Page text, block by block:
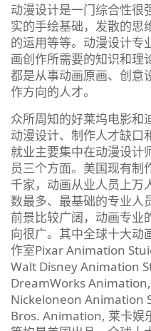
动漫设计是一门综合性很
实的手绘基础，发散的思
的运用等等。动漫设计专
画创作所需要的知识和理
都是从事动画原画、创意
作方向的人才。
众所周知的好莱坞电影和
动漫设计、制作人才缺口
就业主要集中在动漫设计
员三个方面。美国现有制
千家，动画从业人员上万
数最多、最基础的专业人
前景比较广阔，动画专业
向很广。其中全球十大动
作室Pixar Animation
Walt Disney Animation
DreamWorks
Nickeloneon Animation
Bros. Animation, 莱卡